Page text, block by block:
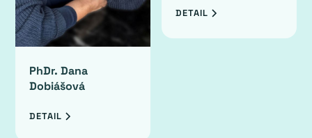
PhDr. Dana
Dobiášová
DETAIL
DETAIL